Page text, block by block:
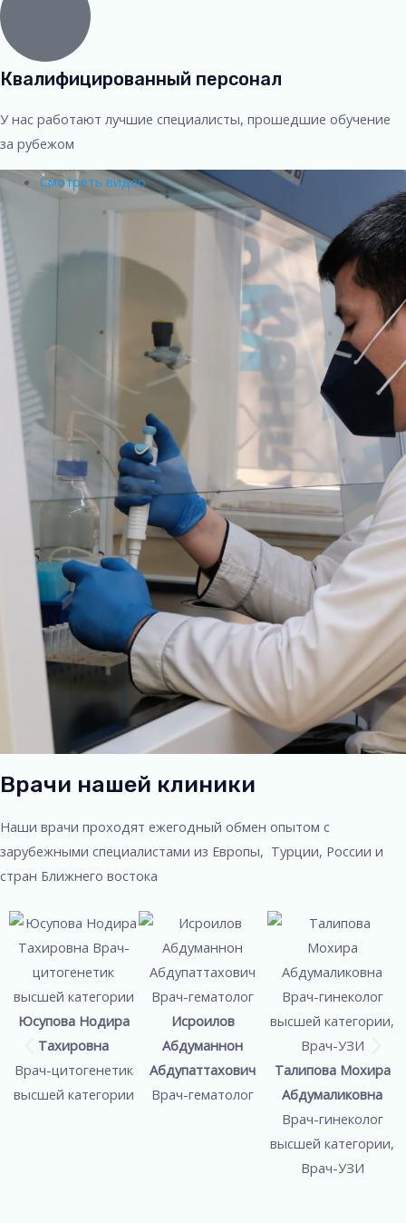
Смотреть видео
Квалифицированный персонал
У нас работают лучшие специалисты, прошедшие обучение
за рубежом
Врачи нашей клиники
Наши врачи проходят ежегодный обмен опытом с
зарубежными специалистами из Европы, Турции, России и
стран Ближнего востока
Юсупова Нодира
Тахировна
Врач-цитогенетик
высшей категории
Исроилов
Абдуманнон
Абдупаттахович
Врач-гематолог
Талипова Мохира
Абдумаликовна
Врач-гинеколог
высшей категории,
Врач-УЗИ